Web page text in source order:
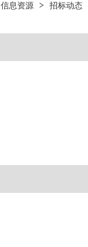
信息资源 > 招标动态